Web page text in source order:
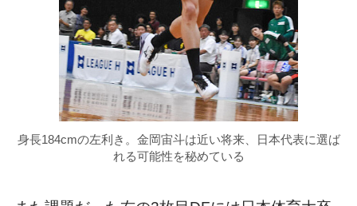
身長184cmの左利き。金岡宙斗は近い将来、日本代表に選ば
れる可能性を秘めている